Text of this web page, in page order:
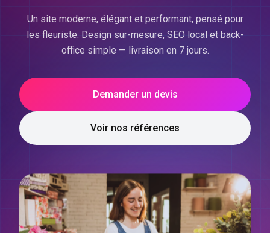
Un site moderne, élégant et performant, pensé pour
les fleuriste. Design sur-mesure, SEO local et back-
office simple — livraison en 7 jours.
Demander un devis
Voir nos références